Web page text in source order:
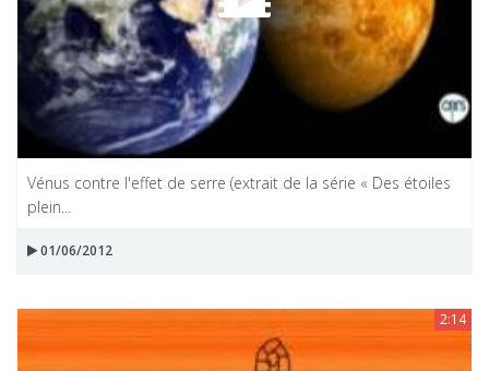
Vénus contre l'effet de serre (extrait de la série « Des étoiles
plein...
01/06/2012
2:14